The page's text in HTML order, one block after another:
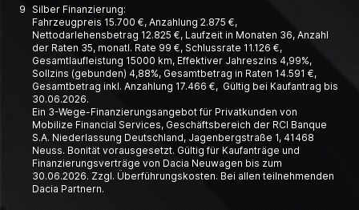
9
Silber Finanzierung:
Fahrzeugpreis 15.700 €, Anzahlung 2.875 €,
Nettodarlehensbetrag 12.825 €, Laufzeit in Monaten 36, Anzahl
der Raten 35, monatl. Rate 99 €, Schlussrate 11.126 €,
Gesamtlaufleistung 15000 km, Effektiver Jahreszins 4,99%,
Sollzins (gebunden) 4,88%, Gesamtbetrag in Raten 14.591 €,
Gesamtbetrag inkl. Anzahlung 17.466 €, Gültig bei Kaufantrag bis
30.06.2026.
Ein 3-Wege-Finanzierungsangebot für Privatkunden von
Mobilize Financial Services, Geschäftsbereich der RCI Banque
S.A. Niederlassung Deutschland, Jagenbergstraße 1, 41468
Neuss. Bonität vorausgesetzt. Gültig für Kaufanträge und
Finanzierungsverträge von Dacia Neuwagen bis zum
30.06.2026. Zzgl. Überführungskosten. Bei allen teilnehmenden
Dacia Partnern.